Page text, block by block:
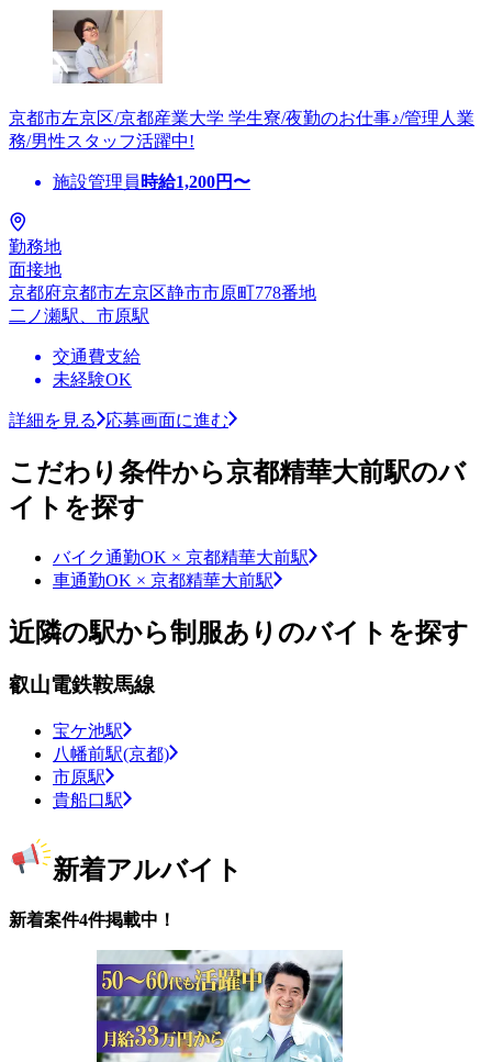
京都市左京区/京都産業大学 学生寮/夜勤のお仕事♪/管理人業
務/男性スタッフ活躍中!
施設管理員 時給1,200円〜
勤務地
面接地
京都府京都市左京区静市市原町778番地
二ノ瀬駅、市原駅
交通費支給
未経験OK
詳細を見る 応募画面に進む
こだわり条件から京都精華大前駅のバ
イトを探す
バイク通勤OK × 京都精華大前駅
車通勤OK × 京都精華大前駅
近隣の駅から制服ありのバイトを探す
叡山電鉄鞍馬線
宝ケ池駅
八幡前駅(京都)
市原駅
貴船口駅
新着アルバイト
新着案件4件掲載中！